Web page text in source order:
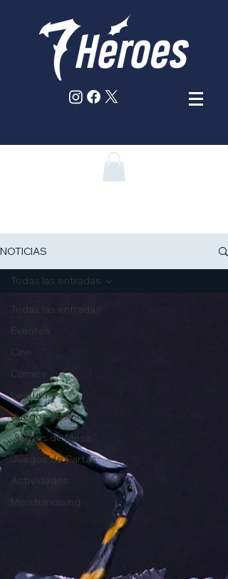
NOTICIAS
Todas las entradas
Cine
Comics
Lectura
Juegos de Rol
Juegos de Mesa
Juegos de Cartas
Merchandising
Todas las entradas